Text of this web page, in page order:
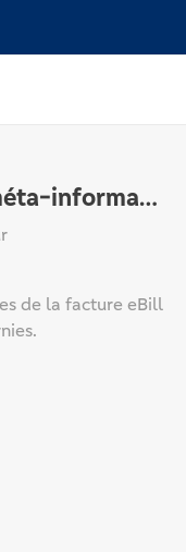
Le téléchargement des méta-informations de l'eBill n'a pas abouti.
de la facture eBill